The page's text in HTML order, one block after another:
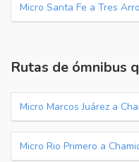
Micro Santa Fe a Tres
Rutas de ómnibus
Micro Marcos Juárez a
Micro Rio Primero a